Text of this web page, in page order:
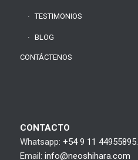
TESTIMONIOS
BLOG
CONTÁCTENOS
CONTACTO
Whatsapp: +54 9 11 44955895.
Email: info@neoshihara.com